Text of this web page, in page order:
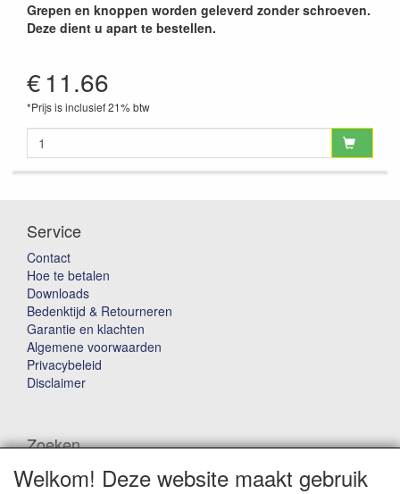
Grepen en knoppen worden geleverd zonder schroeven.
Deze dient u apart te bestellen.
€11.66
*Prijs is inclusief 21% btw
Service
Contact
Hoe te betalen
Downloads
Bedenktijd & Retourneren
Garantie en klachten
Algemene voorwaarden
Privacybeleid
Disclaimer
Zoeken
Waar ben je naar op zoek?
Welkom! Deze website maakt gebruik